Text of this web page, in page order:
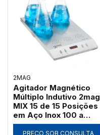
2MAG
Agitador Magnético
Múltiplo Indutivo 2mag
MIX 15 de 15 Posições
em Aço Inox 100 a
2000 RPM (Até
PREÇO SOB CONSULTA